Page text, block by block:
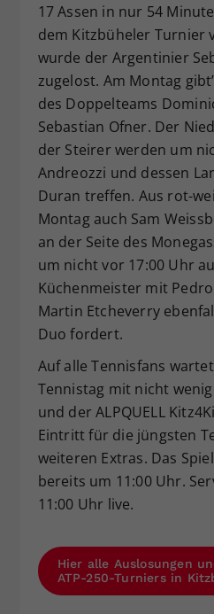
17 Assen in nur 54
dem Kitzbüheler Turnier
wurde der Argentinier
zugelost. Am Montag
des Doppelteams
Sebastian Ofner. Der
der Steirer werden um
Andreozzi und dessen
Duran treffen. Aus rot-
Montag auch Sam
an der Seite des
um nicht vor 17:00 Uhr
Küchenmeister mit
Martin Etcheverry
Duo fordert.
Auf alle Tennisfans
Tennistag mit nicht
und der ALPQUELL
Eintritt für die jüngsten
weiteren Extras. Das
bereits um 11:00 Uhr.
11:00 Uhr live.
Hier alle Auslosungen
ATP-250-Turniers in